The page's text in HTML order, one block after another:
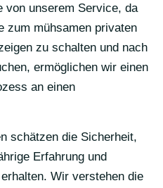
von unserem Service, da
zum mühsamen privaten
zu schalten und nach
ermöglichen wir einen
an einen
schätzen die Sicherheit,
Erfahrung und
Wir verstehen die